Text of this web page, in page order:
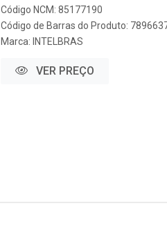
Código NCM: 85177190
Código de Barras do Produto:
Marca: INTELBRAS
VER PREÇO